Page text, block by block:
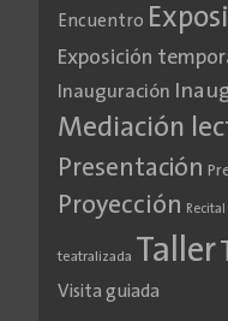
Encuentro
Exposición
Inauguración
Mediación
Presentación
Proyección Recital
teatralizada Taller
Visita guiada